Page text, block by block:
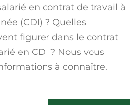
en contrat de travail à
(CDI) ? Quelles
figurer dans le contrat
en CDI ? Nous vous
à connaître.